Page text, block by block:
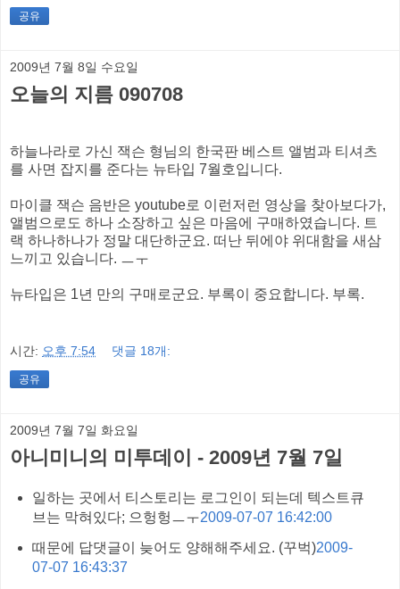
공유
2009년 7월 8일 수요일
오늘의 지름 090708
하늘나라로 가신 잭슨 형님의 한국판 베스트 앨범과 티셔츠
를 사면 잡지를 준다는 뉴타입 7월호입니다.
마이클 잭슨 음반은 youtube로 이런저런 영상을 찾아보다가,
앨범으로도 하나 소장하고 싶은 마음에 구매하였습니다. 트
랙 하나하나가 정말 대단하군요. 떠난 뒤에야 위대함을 새삼
느끼고 있습니다. ㅡㅜ
뉴타입은 1년 만의 구매로군요. 부록이 중요합니다. 부록.
시간: 오후 7:54 댓글 18개:
공유
2009년 7월 7일 화요일
아니미니의 미투데이 - 2009년 7월 7일
일하는 곳에서 티스토리는 로그인이 되는데 텍스트큐
브는 막혀있다; 으헝헝ㅡㅜ2009-07-07 16:42:00
때문에 답댓글이 늦어도 양해해주세요. (꾸벅)2009-
07-07 16:43:37